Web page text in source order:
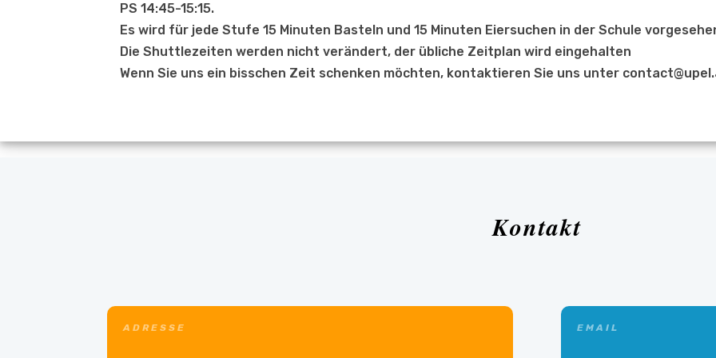
PS 14:45-15:15.
Es wird für jede Stufe 15 Minuten Basteln und 15 Minuten Eiersuchen in der Schule
Die Shuttlezeiten werden nicht verändert, der übliche Zeitplan wird eingehalten
Wenn Sie uns ein bisschen Zeit schenken möchten, kontaktieren Sie uns unter
Kontakt
ADRESSE EMAIL